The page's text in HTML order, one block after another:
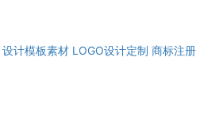
设计模板素材 LOGO设计定制 商标注册